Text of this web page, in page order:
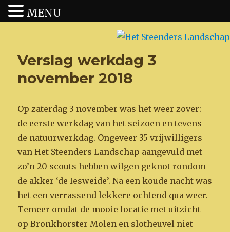
Het Steenders Landschap
Verslag werkdag 3
november 2018
Op zaterdag 3 november was het weer zover:
de eerste werkdag van het seizoen en tevens
de natuurwerkdag. Ongeveer 35 vrijwilligers
van Het Steenders Landschap aangevuld met
zo’n 20 scouts hebben wilgen geknot rondom
de akker ‘de Iesweide’. Na een koude nacht was
het een verrassend lekkere ochtend qua weer.
Temeer omdat de mooie locatie met uitzicht
op Bronkhorster Molen en slotheuvel niet
MENU